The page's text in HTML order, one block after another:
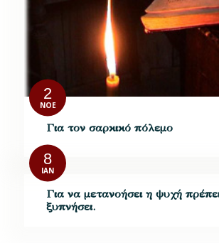
2
ΝΟΈ
Για τον σαρκικό πόλεμο
8
ΙΑΝ
Για να μετανοήσει η ψυχή
ξυπνήσει.